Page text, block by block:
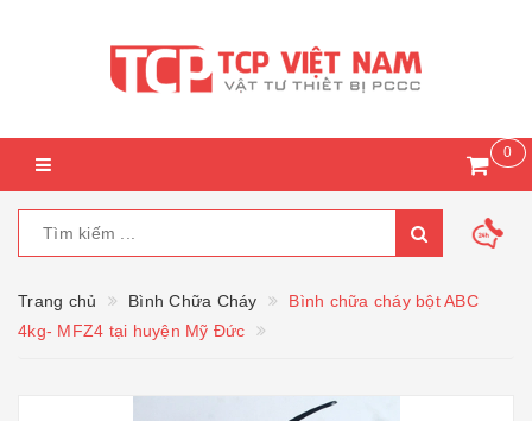
0
Trang chủ Bình Chữa Cháy
Bình chữa cháy bột ABC
4kg- MFZ4 tại huyện Mỹ Đức